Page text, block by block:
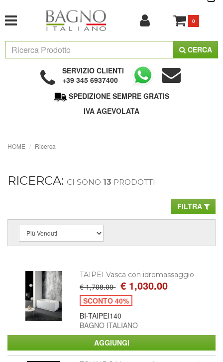
0
CERCA
SERVIZIO CLIENTI
+39 345 6937400
SPEDIZIONE SEMPRE GRATIS
IVA AGEVOLATA
HOME Ricerca
RICERCA: CI SONO 13 PRODOTTI
FILTRA
TAIPEI Vasca con idromassaggio
€ 1,708.00 € 1,030.00
SCONTO 40%
BI-TAIPEI140
BAGNO ITALIANO